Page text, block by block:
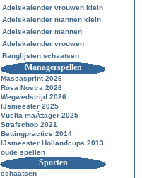
Adelskalender vrouwen klein
Adelskalender mannen klein
Adelskalender mannen
Adelskalender vrouwen
Ranglijsten schaatsen
Managerspellen
Massasprint 2026
Rosa Nostra 2026
Wegwedstrijd 2026
IJsmeester 2025
Vuelta maÃ±ager 2025
Strafschop 2021
Bettingpractice 2014
IJsmeester Hollandcups 2013
oude spellen
Sporten
schaatsen